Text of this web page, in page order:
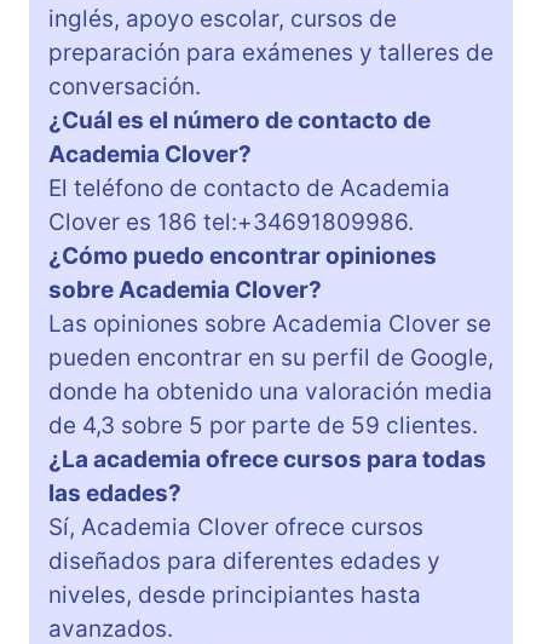
inglés, apoyo escolar, cursos de
preparación para exámenes y talleres de
conversación.
¿Cuál es el número de contacto de
Academia Clover?
El teléfono de contacto de Academia
Clover es 186 tel:+34691809986.
¿Cómo puedo encontrar opiniones
sobre Academia Clover?
Las opiniones sobre Academia Clover se
pueden encontrar en su perfil de Google,
donde ha obtenido una valoración media
de 4,3 sobre 5 por parte de 59 clientes.
¿La academia ofrece cursos para todas
las edades?
Sí, Academia Clover ofrece cursos
diseñados para diferentes edades y
niveles, desde principiantes hasta
avanzados.